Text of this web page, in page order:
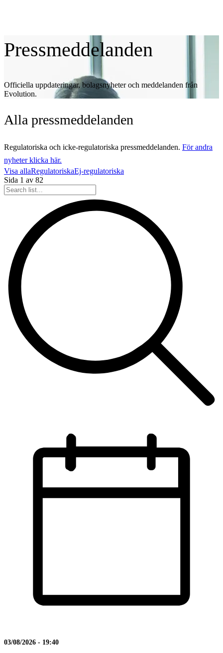
Pressmeddelanden
Officiella uppdateringar, bolagsnyheter och meddelanden från
Evolution.
Alla pressmeddelanden
Regulatoriska och icke-regulatoriska pressmeddelanden. För andra
nyheter klicka här.
Visa allaRegulatoriskaEj-regulatoriska
Sida 1 av 82
03/08/2026 - 19:40